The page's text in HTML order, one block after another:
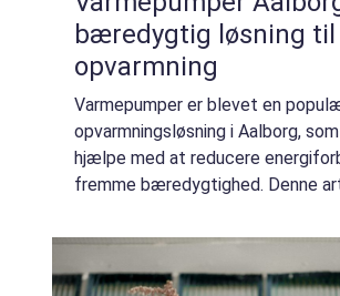
bæredygtig løsning til
opvarmning
Varmepumper er blevet en
opvarmningsløsning i Aalborg,
hjælpe med at reducere
fremme bæredygtighed. Denne
fungerer, deres fordele samt